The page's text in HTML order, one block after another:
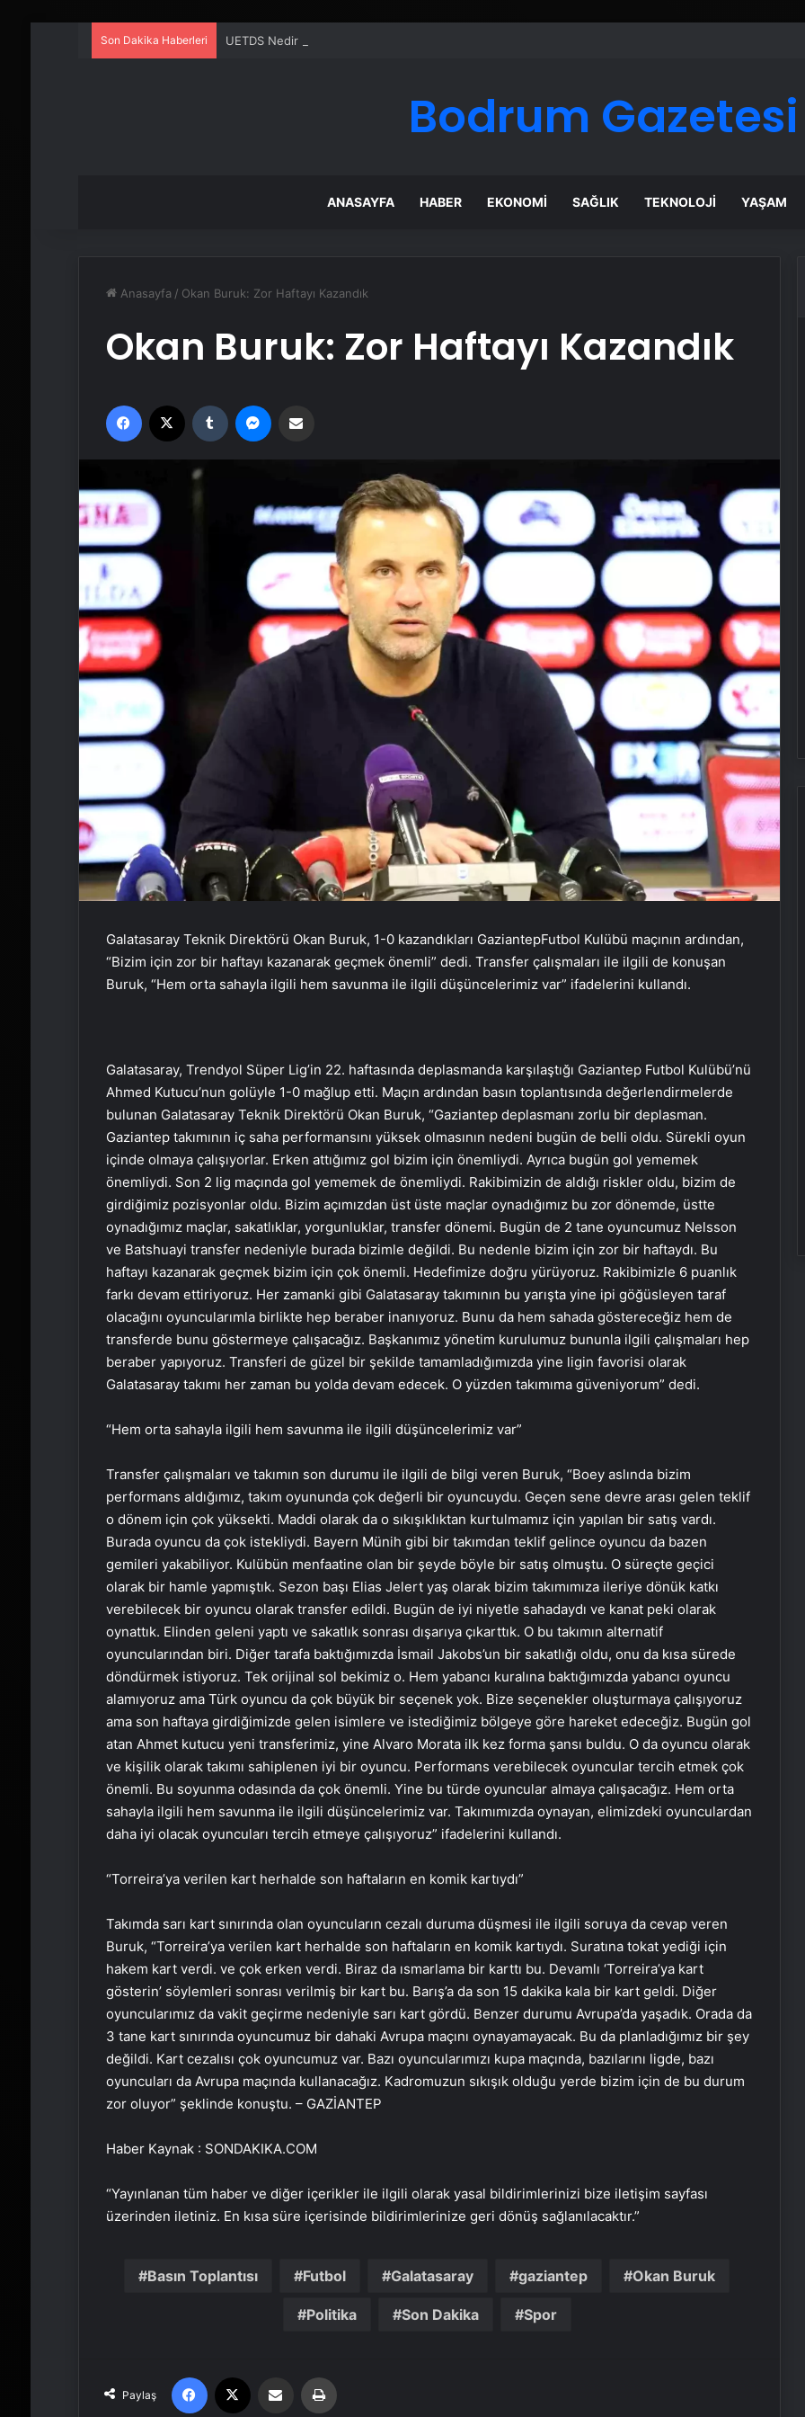
Son Dakika Haberleri UETDS Nedir ? Uetds.com İle Akıllı Dijital Taşımacılık Yazılımı
Bodrum Gazetesi
ANASAYFA HABER EKONOMI SAĞLIK TEKNOLOJI YAŞAM
Anasayfa / Okan Buruk: Zor Haftayı Kazandık
Okan Buruk: Zor Haftayı Kazandık
Facebook Tumblr
Galatasaray Teknik Direktörü Okan Buruk, 1-0 kazandıkları GaziantepFutbol Kulübü maçının ardından,
“Bizim için zor bir haftayı kazanarak geçmek önemli” dedi. Transfer çalışmaları ile ilgili de konuşan
Buruk, “Hem orta sahayla ilgili hem savunma ile ilgili düşüncelerimiz var” ifadelerini kullandı.
Galatasaray, Trendyol Süper Lig’in 22. haftasında deplasmanda karşılaştığı Gaziantep Futbol Kulübü’nü
Ahmed Kutucu’nun golüyle 1-0 mağlup etti. Maçın ardından basın toplantısında değerlendirmelerde
bulunan Galatasaray Teknik Direktörü Okan Buruk, “Gaziantep deplasmanı zorlu bir deplasman.
Gaziantep takımının iç saha performansını yüksek olmasının nedeni bugün de belli oldu. Sürekli oyun
içinde olmaya çalışıyorlar. Erken attığımız gol bizim için önemliydi. Ayrıca bugün gol yememek
önemliydi. Son 2 lig maçında gol yememek de önemliydi. Rakibimizin de aldığı riskler oldu, bizim de
girdiğimiz pozisyonlar oldu. Bizim açımızdan üst üste maçlar oynadığımız bu zor dönemde, üstte
oynadığımız maçlar, sakatlıklar, yorgunluklar, transfer dönemi. Bugün de 2 tane oyuncumuz Nelsson
ve Batshuayi transfer nedeniyle burada bizimle değildi. Bu nedenle bizim için zor bir haftaydı. Bu
haftayı kazanarak geçmek bizim için çok önemli. Hedefimize doğru yürüyoruz. Rakibimizle 6 puanlık
farkı devam ettiriyoruz. Her zamanki gibi Galatasaray takımının bu yarışta yine ipi göğüsleyen taraf
olacağını oyuncularımla birlikte hep beraber inanıyoruz. Bunu da hem sahada göstereceğiz hem de
transferde bunu göstermeye çalışacağız. Başkanımız yönetim kurulumuz bununla ilgili çalışmaları hep
beraber yapıyoruz. Transferi de güzel bir şekilde tamamladığımızda yine ligin favorisi olarak
Galatasaray takımı her zaman bu yolda devam edecek. O yüzden takımıma güveniyorum” dedi.
“Hem orta sahayla ilgili hem savunma ile ilgili düşüncelerimiz var”
Transfer çalışmaları ve takımın son durumu ile ilgili de bilgi veren Buruk, “Boey aslında bizim
performans aldığımız, takım oyununda çok değerli bir oyuncuydu. Geçen sene devre arası gelen teklif
o dönem için çok yüksekti. Maddi olarak da o sıkışıklıktan kurtulmamız için yapılan bir satış vardı.
Burada oyuncu da çok istekliydi. Bayern Münih gibi bir takımdan teklif gelince oyuncu da bazen
gemileri yakabiliyor. Kulübün menfaatine olan bir şeyde böyle bir satış olmuştu. O süreçte geçici
olarak bir hamle yapmıştık. Sezon başı Elias Jelert yaş olarak bizim takımımıza ileriye dönük katkı
verebilecek bir oyuncu olarak transfer edildi. Bugün de iyi niyetle sahadaydı ve kanat peki olarak
oynattık. Elinden geleni yaptı ve sakatlık sonrası dışarıya çıkarttık. O bu takımın alternatif
oyuncularından biri. Diğer tarafa baktığımızda İsmail Jakobs’un bir sakatlığı oldu, onu da kısa sürede
döndürmek istiyoruz. Tek orijinal sol bekimiz o. Hem yabancı kuralına baktığımızda yabancı oyuncu
alamıyoruz ama Türk oyuncu da çok büyük bir seçenek yok. Bize seçenekler oluşturmaya çalışıyoruz
ama son haftaya girdiğimizde gelen isimlere ve istediğimiz bölgeye göre hareket edeceğiz. Bugün gol
atan Ahmet kutucu yeni transferimiz, yine Alvaro Morata ilk kez forma şansı buldu. O da oyuncu olarak
ve kişilik olarak takımı sahiplenen iyi bir oyuncu. Performans verebilecek oyuncular tercih etmek çok
önemli. Bu soyunma odasında da çok önemli. Yine bu türde oyuncular almaya çalışacağız. Hem orta
sahayla ilgili hem savunma ile ilgili düşüncelerimiz var. Takımımızda oynayan, elimizdeki oyunculardan
daha iyi olacak oyuncuları tercih etmeye çalışıyoruz” ifadelerini kullandı.
“Torreira’ya verilen kart herhalde son haftaların en komik kartıydı”
Takımda sarı kart sınırında olan oyuncuların cezalı duruma düşmesi ile ilgili soruya da cevap veren
Buruk, “Torreira’ya verilen kart herhalde son haftaların en komik kartıydı. Suratına tokat yediği için
hakem kart verdi. ve çok erken verdi. Biraz da ısmarlama bir karttı bu. Devamlı ‘Torreira’ya kart
gösterin’ söylemleri sonrası verilmiş bir kart bu. Barış’a da son 15 dakika kala bir kart geldi. Diğer
oyuncularımız da vakit geçirme nedeniyle sarı kart gördü. Benzer durumu Avrupa’da yaşadık. Orada da
3 tane kart sınırında oyuncumuz bir dahaki Avrupa maçını oynayamayacak. Bu da planladığımız bir şey
değildi. Kart cezalısı çok oyuncumuz var. Bazı oyuncularımızı kupa maçında, bazılarını ligde, bazı
oyuncuları da Avrupa maçında kullanacağız. Kadromuzun sıkışık olduğu yerde bizim için de bu durum
zor oluyor” şeklinde konuştu. – GAZİANTEP
Haber Kaynak : SONDAKIKA.COM
“Yayınlanan tüm haber ve diğer içerikler ile ilgili olarak yasal bildirimlerinizi bize iletişim sayfası
üzerinden iletiniz. En kısa süre içerisinde bildirimlerinize geri dönüş sağlanılacaktır.”
Basın Toplantısı Futbol Galatasaray gaziantep Okan Buruk
Politika Son Dakika Spor
Paylaş
Facebook Email'den paylaş
Başkan Erdoğan’dan ZTK şampiyonu
Galatasaray’a tebrik
Yunan basınından Başkan Erdoğan
ve Türk dış politikasına övgü
Maltepe metro istasyonunda
düştü